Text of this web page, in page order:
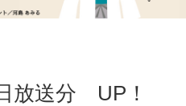
放送分 UP！